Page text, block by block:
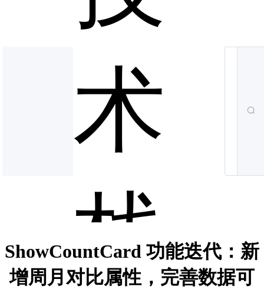
术
栈
ShowCountCard 功能迭代：新
增周月对比属性，完善数据可